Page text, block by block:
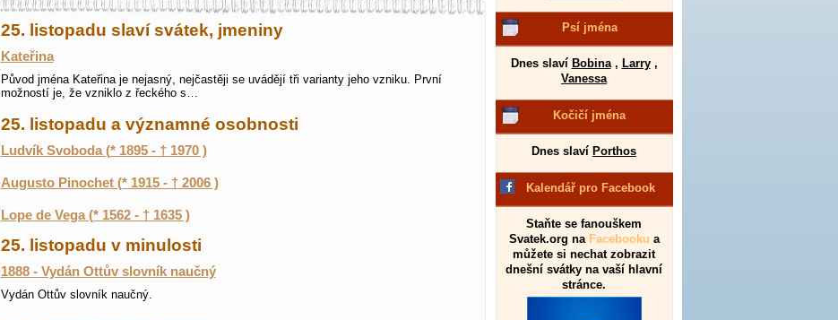
25. listopadu slaví svátek, jmeniny
Kateřina
Původ jména Kateřina je nejasný, nejčastěji se uvádějí tři varianty jeho vzniku. První
možností je, že vzniklo z řeckého s…
25. listopadu a významné osobnosti
Ludvík Svoboda (* 1895 - † 1970 )
Augusto Pinochet (* 1915 - † 2006 )
Lope de Vega (* 1562 - † 1635 )
25. listopadu v minulosti
1888 - Vydán Ottův slovník naučný
Vydán Ottův slovník naučný.
Psí jména
Dnes slaví Bobina, Larry,
Vanessa
Kočičí jména
Dnes slaví Porthos
Kalendář pro Facebook
Staňte se fanouškem
Svatek.org na Facebooku a
můžete si nechat zobrazit
dnešní svátky na vaší hlavní
stránce.